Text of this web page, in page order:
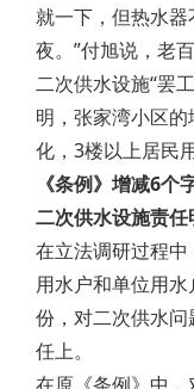
就一下，但热水
夜。”付旭说，老
二次供水设施“罢
明，张家湾小区
化，3楼以上居民
《条例》增减6个
二次供水设施责任
在立法调研过程
用水户和单位用
份，对二次供水
任上。